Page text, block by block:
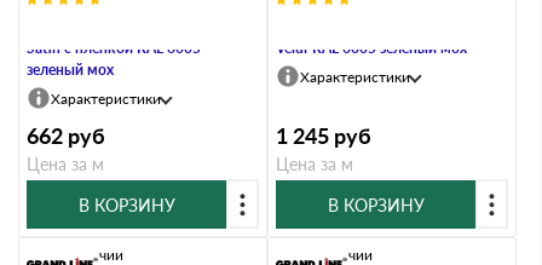
Satin с пленкой RAL 6005
зеленый мох
Характеристики
662 руб
Цена за м
В КОРЗИНУ
Velur RAL 6005 зеленый мох
Характеристики
1 245 руб
Цена за м
В КОРЗИНУ
В наличии В наличии